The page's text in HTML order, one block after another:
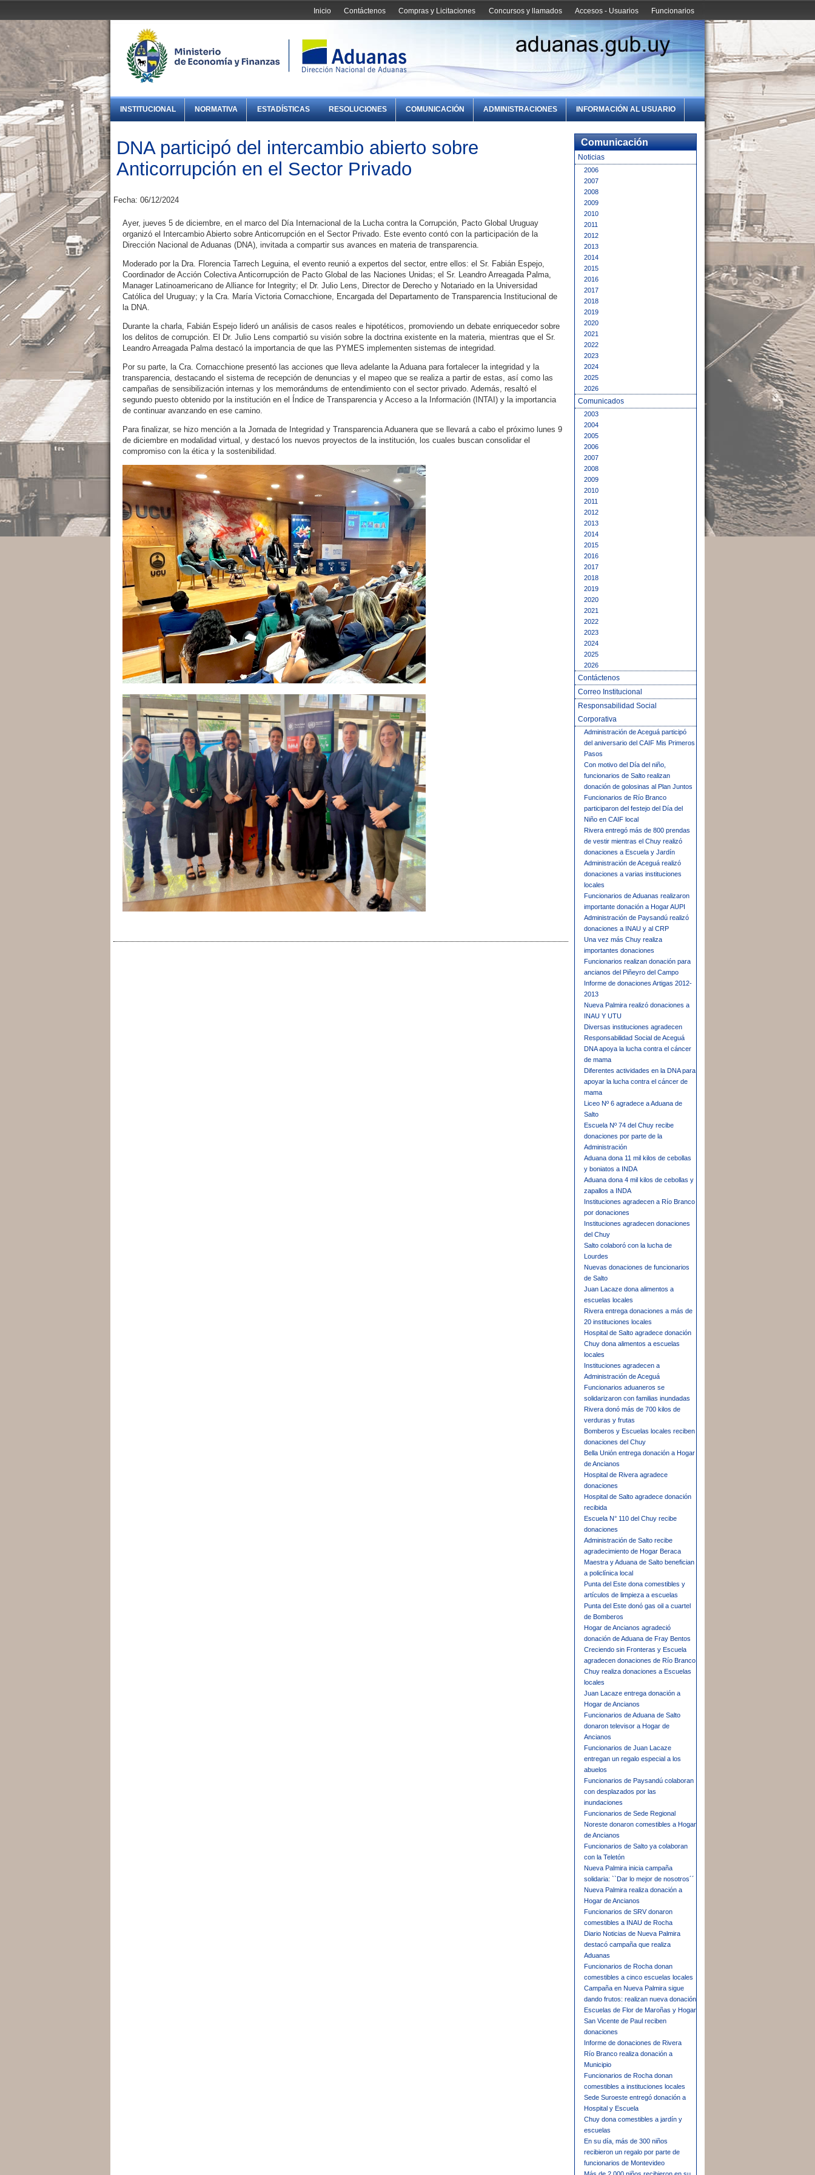
Funcionarios
Accesos - Usuarios
Concursos y llamados
Compras y Licitaciones
Contáctenos
Inicio
INSTITUCIONAL NORMATIVA ESTADÍSTICAS RESOLUCIONES COMUNICACIÓN ADMINISTRACIONES INFORMACIÓN AL USUARIO
DNA participó del intercambio abierto sobre
Anticorrupción en el Sector Privado
Fecha: 06/12/2024
Ayer, jueves 5 de diciembre, en el marco del Día Internacional de la Lucha contra la Corrupción, Pacto Global Uruguay
organizó el Intercambio Abierto sobre Anticorrupción en el Sector Privado. Este evento contó con la participación de la
Dirección Nacional de Aduanas (DNA), invitada a compartir sus avances en materia de transparencia.
Moderado por la Dra. Florencia Tarrech Leguina, el evento reunió a expertos del sector, entre ellos: el Sr. Fabián Espejo,
Coordinador de Acción Colectiva Anticorrupción de Pacto Global de las Naciones Unidas; el Sr. Leandro Arreagada Palma,
Manager Latinoamericano de Alliance for Integrity; el Dr. Julio Lens, Director de Derecho y Notariado en la Universidad
Católica del Uruguay; y la Cra. María Victoria Cornacchione, Encargada del Departamento de Transparencia Institucional de
la DNA.
Durante la charla, Fabián Espejo lideró un análisis de casos reales e hipotéticos, promoviendo un debate enriquecedor sobre
los delitos de corrupción. El Dr. Julio Lens compartió su visión sobre la doctrina existente en la materia, mientras que el Sr.
Leandro Arreagada Palma destacó la importancia de que las PYMES implementen sistemas de integridad.
Por su parte, la Cra. Cornacchione presentó las acciones que lleva adelante la Aduana para fortalecer la integridad y la
transparencia, destacando el sistema de recepción de denuncias y el mapeo que se realiza a partir de estas, así como las
campañas de sensibilización internas y los memorándums de entendimiento con el sector privado. Además, resaltó el
segundo puesto obtenido por la institución en el Índice de Transparencia y Acceso a la Información (INTAI) y la importancia
de continuar avanzando en ese camino.
Para finalizar, se hizo mención a la Jornada de Integridad y Transparencia Aduanera que se llevará a cabo el próximo lunes 9
de diciembre en modalidad virtual, y destacó los nuevos proyectos de la institución, los cuales buscan consolidar el
compromiso con la ética y la sostenibilidad.
Comunicación
Noticias
2006
2007
2008
2009
2010
2011
2012
2013
2014
2015
2016
2017
2018
2019
2020
2021
2022
2023
2024
2025
2026
Comunicados
2003
2004
2005
2006
2007
2008
2009
2010
2011
2012
2013
2014
2015
2016
2017
2018
2019
2020
2021
2022
2023
2024
2025
2026
Contáctenos
Correo Institucional
Responsabilidad Social
Corporativa
Administración de Aceguá participó
del aniversario del CAIF Mis Primeros
Pasos
Con motivo del Día del niño,
funcionarios de Salto realizan
donación de golosinas al Plan Juntos
Funcionarios de Río Branco
participaron del festejo del Día del
Niño en CAIF local
Rivera entregó más de 800 prendas
de vestir mientras el Chuy realizó
donaciones a Escuela y Jardín
Administración de Aceguá realizó
donaciones a varias instituciones
locales
Funcionarios de Aduanas realizaron
importante donación a Hogar AUPI
Administración de Paysandú realizó
donaciones a INAU y al CRP
Una vez más Chuy realiza
importantes donaciones
Funcionarios realizan donación para
ancianos del Piñeyro del Campo
Informe de donaciones Artigas 2012-
2013
Nueva Palmira realizó donaciones a
INAU Y UTU
Diversas instituciones agradecen
Responsabilidad Social de Aceguá
DNA apoya la lucha contra el cáncer
de mama
Diferentes actividades en la DNA para
apoyar la lucha contra el cáncer de
mama
Liceo Nº 6 agradece a Aduana de
Salto
Escuela Nº 74 del Chuy recibe
donaciones por parte de la
Administración
Aduana dona 11 mil kilos de cebollas
y boniatos a INDA
Aduana dona 4 mil kilos de cebollas y
zapallos a INDA
Instituciones agradecen a Río Branco
por donaciones
Instituciones agradecen donaciones
del Chuy
Salto colaboró con la lucha de
Lourdes
Nuevas donaciones de funcionarios
de Salto
Juan Lacaze dona alimentos a
escuelas locales
Rivera entrega donaciones a más de
20 instituciones locales
Hospital de Salto agradece donación
Chuy dona alimentos a escuelas
locales
Instituciones agradecen a
Administración de Aceguá
Funcionarios aduaneros se
solidarizaron con familias inundadas
Rivera donó más de 700 kilos de
verduras y frutas
Bomberos y Escuelas locales reciben
donaciones del Chuy
Bella Unión entrega donación a Hogar
de Ancianos
Hospital de Rivera agradece
donaciones
Hospital de Salto agradece donación
recibida
Escuela N° 110 del Chuy recibe
donaciones
Administración de Salto recibe
agradecimiento de Hogar Beraca
Maestra y Aduana de Salto benefician
a policlínica local
Punta del Este dona comestibles y
artículos de limpieza a escuelas
Punta del Este donó gas oil a cuartel
de Bomberos
Hogar de Ancianos agradeció
donación de Aduana de Fray Bentos
Creciendo sin Fronteras y Escuela
agradecen donaciones de Río Branco
Chuy realiza donaciones a Escuelas
locales
Juan Lacaze entrega donación a
Hogar de Ancianos
Funcionarios de Aduana de Salto
donaron televisor a Hogar de
Ancianos
Funcionarios de Juan Lacaze
entregan un regalo especial a los
abuelos
Funcionarios de Paysandú colaboran
con desplazados por las
inundaciones
Funcionarios de Sede Regional
Noreste donaron comestibles a Hogar
de Ancianos
Funcionarios de Salto ya colaboran
con la Teletón
Nueva Palmira inicia campaña
solidaria: ``Dar lo mejor de nosotros´´
Nueva Palmira realiza donación a
Hogar de Ancianos
Funcionarios de SRV donaron
comestibles a INAU de Rocha
Diario Noticias de Nueva Palmira
destacó campaña que realiza
Aduanas
Funcionarios de Rocha donan
comestibles a cinco escuelas locales
Campaña en Nueva Palmira sigue
dando frutos: realizan nueva donación
Escuelas de Flor de Maroñas y Hogar
San Vicente de Paul reciben
donaciones
Informe de donaciones de Rivera
Río Branco realiza donación a
Municipio
Funcionarios de Rocha donan
comestibles a instituciones locales
Sede Suroeste entregó donación a
Hospital y Escuela
Chuy dona comestibles a jardín y
escuelas
En su día, más de 300 niños
recibieron un regalo por parte de
funcionarios de Montevideo